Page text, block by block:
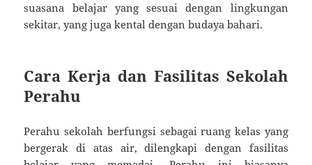
suasana belajar yang sesuai dengan lingkungan
sekitar, yang juga kental dengan budaya bahari.
Cara Kerja dan Fasilitas Sekolah
Perahu
Perahu sekolah berfungsi sebagai ruang kelas yang
bergerak di atas air, dilengkapi dengan fasilitas